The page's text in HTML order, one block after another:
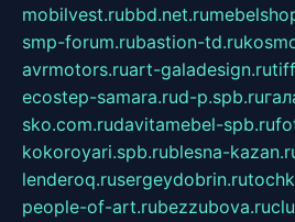
mobilvest.rubbd.net.ru
smp-forum.rubastion-td.ru
avrmotors.ruart-galadesign.ru
ecostep-samara.rud-p.spb.ru
sko.com.rudavitamebel-spb.ru
kokoroyari.spb.rublesna-
lenderoq.rusergeydobrin.ru
people-of-art.rubezzubova.ru